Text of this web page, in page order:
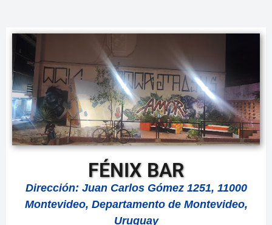
FÉNIX BAR
Dirección: Juan Carlos Gómez 1251, 11000
Montevideo, Departamento de Montevideo,
Uruguay